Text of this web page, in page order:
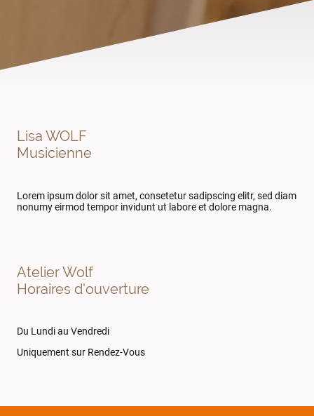
Lisa WOLF
Musicienne
Lorem ipsum dolor sit amet, consetetur sadipscing elitr, sed diam
nonumy eirmod tempor invidunt ut labore et dolore magna.
Atelier Wolf
Horaires d'ouverture
Du Lundi au Vendredi
Uniquement sur Rendez-Vous